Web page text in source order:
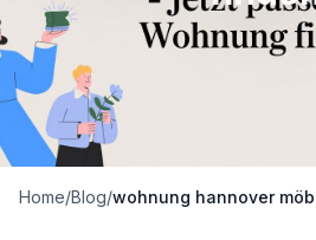
Kontakt
+49
511
524
896
Home/Blog/